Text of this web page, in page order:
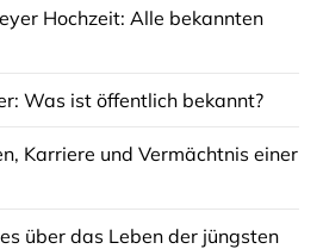
Hochzeit: Alle bekannten
Was ist öffentlich bekannt?
Karriere und Vermächtnis einer
über das Leben der jüngsten